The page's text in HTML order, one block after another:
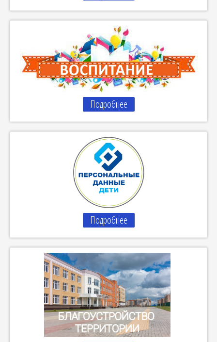
Подробнее
Подробнее